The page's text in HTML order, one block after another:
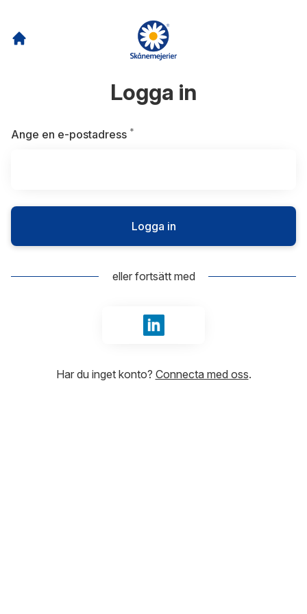
Logga in
Ange en e-postadress *
Logga in
eller fortsätt med
Logga in med LinkedIn
Har du inget konto? Connecta med oss.